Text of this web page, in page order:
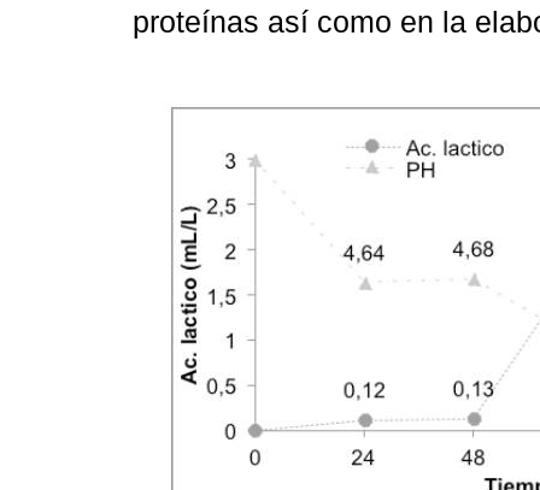
proteínas así como en la